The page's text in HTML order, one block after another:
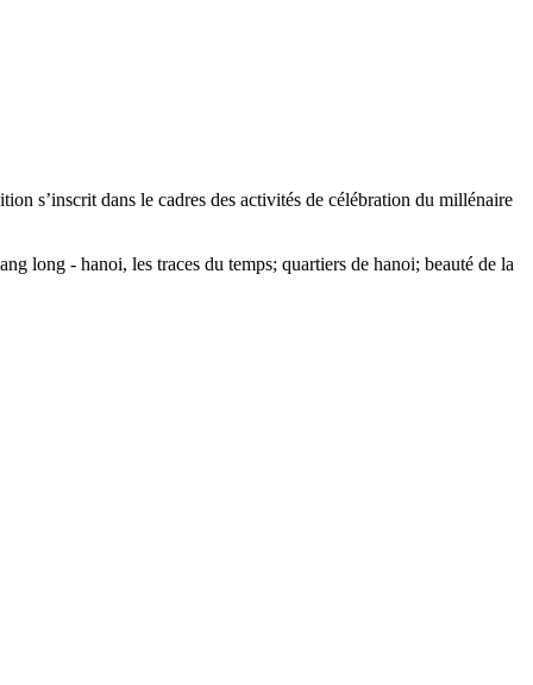
s’inscrit dans le cadres des activités de célébration du millénaire
long - hanoi, les traces du temps; quartiers de hanoi; beauté de la